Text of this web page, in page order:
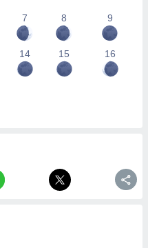
7 8 9
14 15 16